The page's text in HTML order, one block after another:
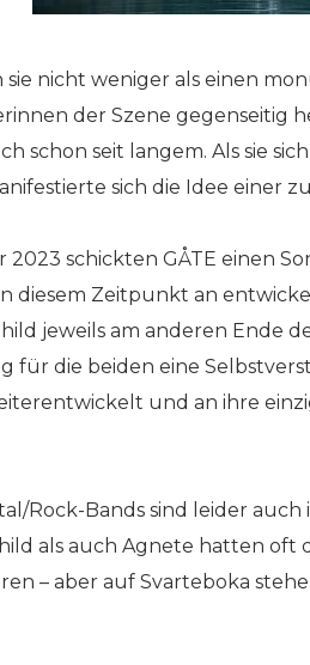
sie nicht weniger als einen
der Szene gegenseitig
schon seit langem. Als sie
sich die Idee einer
2023 schickten GÅTE einen
diesem Zeitpunkt an
jeweils am anderen Ende
für die beiden eine
und an ihre
Rock-Bands sind leider
als auch Agnete hatten oft
– aber auf Svarteboka